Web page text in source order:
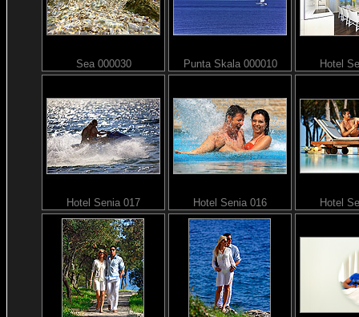
Sea 000030 Punta Skala 000010 Hotel
Hotel Senia 017 Hotel Senia 016 Hotel